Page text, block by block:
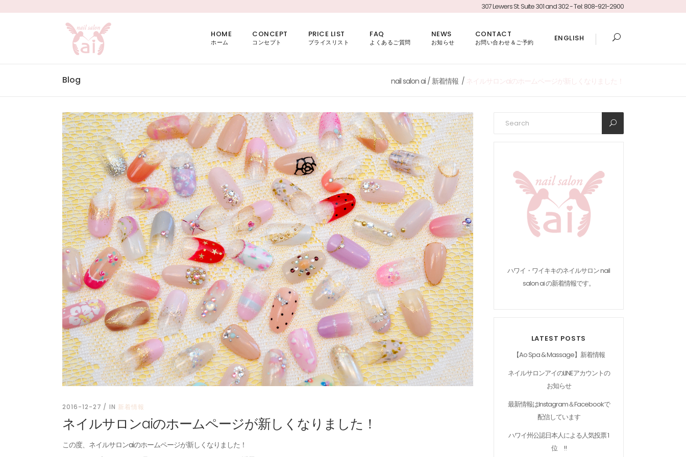
307 Lewers St. Suite 301 and 302 - Tel: 808-921-2900
HOME
ホーム
CONCEPT
コンセプト
PRICE LIST
プライスリスト
FAQ
よくあるご質問
NEWS
お知らせ
CONTACT
お問い合わせ＆ご予約 ENGLISH
Blog nail salon ai /新着情報 / ネイルサロンaiのホームページが新しくなりました！
2016-12-27 IN 新着情報
ネイルサロンaiのホームページが新しくなりました！
この度、ネイルサロンaiのホームページが新しくなりました！
ハワイ・ワイキキのネイルサロン nail
salon ai の新着情報です。
LATEST POSTS
【Ao Spa & Massage】新着情報
ネイルサロンアイのLINEアカウントの
お知らせ
最新情報はInstagram＆Facebookで
配信しています
ハワイ州公認日本人による人気投票 1
位 !!